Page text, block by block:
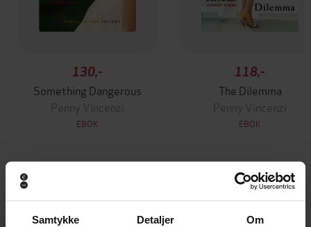
Samtykke Detaljer Om
130,-
Something Dangerous
Penny Vincenzi
EBOK
118,-
The Dilemma
Penny Vincenzi
EBOK
Andre har også kjøpt